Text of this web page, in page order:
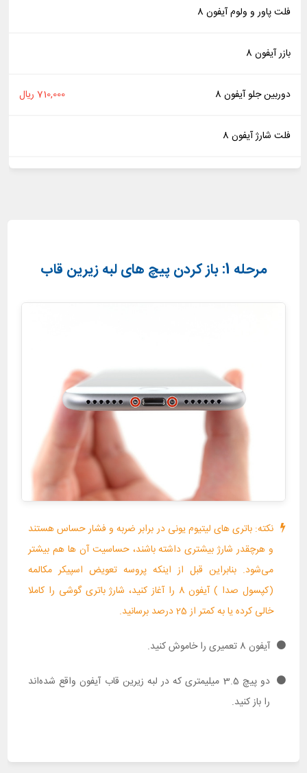
فلت پاور و ولوم آیفون 8
بازر آیفون 8
دوربین جلو آیفون 8 710,000 ریال
فلت شارژ آیفون 8
مرحله 1: باز کردن پیچ های لبه زیرین قاب
نکته: باتری های لیتیوم یونی در برابر ضربه و فشار حساس هستند
و هرچقدر شارژ بیشتری داشته باشند، حساسیت آن ها هم بیشتر
می‌شود. بنابراین قبل از اینکه پروسه تعویض اسپیکر مکالمه
(کپسول صدا ) آیفون 8 را آغاز کنید، شارژ باتری گوشی را کاملا
خالی کرده یا به کمتر از 25 درصد برسانید.
آیفون 8 تعمیری را خاموش کنید.
دو پیچ 3.5 میلیمتری که در لبه زیرین قاب آیفون واقع شده‌اند
را باز کنید.